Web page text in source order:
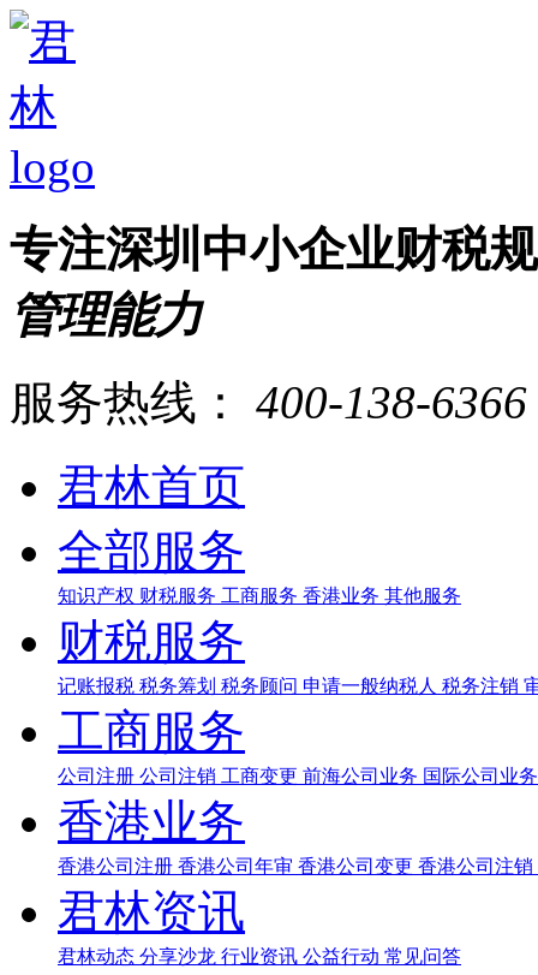
专注深圳中小企业财税
管理能力
服务热线： 400-138-6366
君林首页
全部服务
知识产权 财税服务 工商服务 香港业务 其他服务
财税服务
记账报税 税务筹划 税务顾问 申请一般纳税人 税务注销
工商服务
公司注册 公司注销 工商变更 前海公司业务 国际公司业
香港业务
香港公司注册 香港公司年审 香港公司变更 香港公司注销
君林资讯
君林动态 分享沙龙 行业资讯 公益行动 常见问答